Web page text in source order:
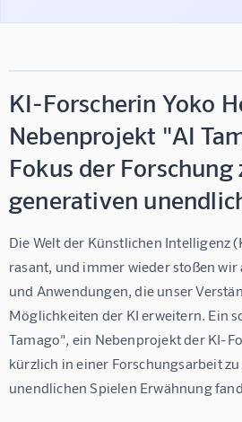
KI-Forscherin Yoko
Nebenprojekt "AI
Fokus der Forschung
generativen
Die Welt der Künstlichen Intelligenz
rasant, und immer wieder stoßen
und Anwendungen, die unser
Möglichkeiten der KI erweitern. Ein
Tamago", ein Nebenprojekt der KI-
kürzlich in einer Forschungsarbeit
unendlichen Spielen Erwähnung